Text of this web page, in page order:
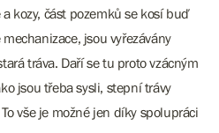
kozy, část pozemků se kosí buď
jsou vyřezávány
tráva. Daří se tu proto vzácným
jsou třeba sysli, stepní trávy
vše je možné jen díky spolupráci